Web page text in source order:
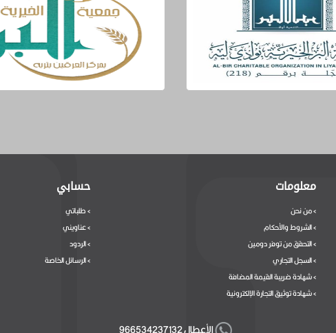
معلومات
>من نحن
>الشروط والأحكام
>التحقق من توفر دومين
>السجل التجاري
>شهادة ضريبة القيمة المضافة
>شهادة توثيق التجارة الإلكترونية
حسابي
>طلباتي
>عناويني
>الردود
>الرسائل الخاصة